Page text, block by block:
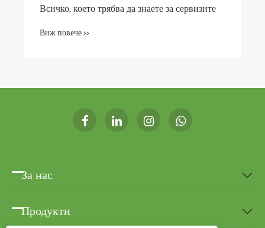
Всичко, което трябва да знаете за сервизите
Виж повече >>
За нас 
Продукти 